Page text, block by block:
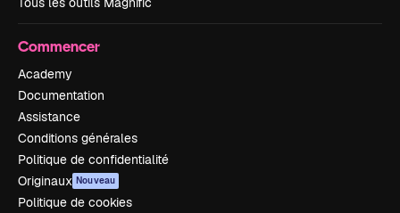
Commencer
Academy
Documentation
Assistance
Conditions générales
Politique de confidentialité
Originaux Nouveau
Politique de cookies